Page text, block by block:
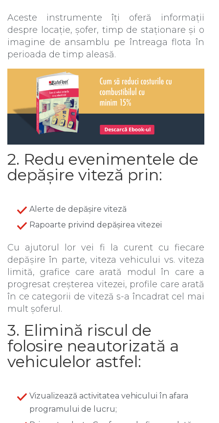
Aceste instrumente îți oferă informații
despre locație, șofer, timp de staționare și o
imagine de ansamblu pe întreaga flota în
perioada de timp aleasă.
2. Redu evenimentele de
depășire viteză prin:
Alerte de depășire viteză
Rapoarte privind depășirea vitezei
Cu ajutorul lor vei fi la curent cu fiecare
depășire în parte, viteza vehicului vs. viteza
limită, grafice care arată modul în care a
progresat creșterea vitezei, profile care arată
în ce categorii de viteză s-a încadrat cel mai
mult șoferul.
3. Elimină riscul de
folosire neautorizată a
vehiculelor astfel:
Vizualizează activitatea vehicului în afara
programului de lucru;